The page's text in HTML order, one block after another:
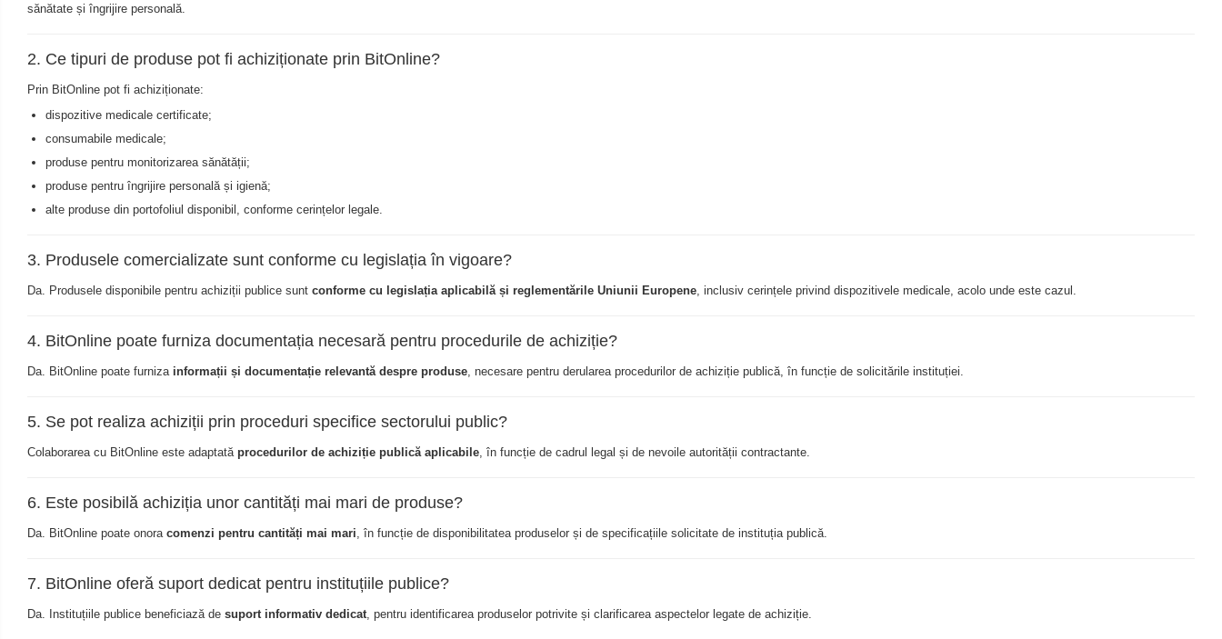
Consumabile medicale
Ser fiziologic
Suporturi ortopedice si orteze
Diverse
Ingrijire personala
Cantare corporale
Ingrjire faciala
Manichiura-pedichiura
Perii de par
Igiena dentara
Irigatoare bucale
Accesorii si rezerve
Ondulatoare
Placi de par
Uscatoare
Aspiratoare nazale
Incalzitoare si sterilizatoare
sănătate și îngrijire personală.
2. Ce tipuri de produse pot fi achiziționate prin BitOnline?
Prin BitOnline pot fi achiziționate:
dispozitive medicale certificate;
consumabile medicale;
produse pentru monitorizarea sănătății;
produse pentru îngrijire personală și igienă;
alte produse din portofoliul disponibil, conforme cerințelor legale.
3. Produsele comercializate sunt conforme cu legislația în vigoare?
Da. Produsele disponibile pentru achiziții publice sunt conforme cu legislația aplicabilă și reglementările Uniunii Europene, inclusiv cerințele privind dispozitivele medicale, acolo unde este cazul.
4. BitOnline poate furniza documentația necesară pentru procedurile de achiziție?
Da. BitOnline poate furniza informații și documentație relevantă despre produse, necesare pentru derularea procedurilor de achiziție publică, în funcție de solicitările instituției.
5. Se pot realiza achiziții prin proceduri specifice sectorului public?
Colaborarea cu BitOnline este adaptată procedurilor de achiziție publică aplicabile, în funcție de cadrul legal și de nevoile autorității contractante.
6. Este posibilă achiziția unor cantități mai mari de produse?
Da. BitOnline poate onora comenzi pentru cantități mai mari, în funcție de disponibilitatea produselor și de specificațiile solicitate de instituția publică.
7. BitOnline oferă suport dedicat pentru instituțiile publice?
Da. Instituțiile publice beneficiază de suport informativ dedicat, pentru identificarea produselor potrivite și clarificarea aspectelor legate de achiziție.